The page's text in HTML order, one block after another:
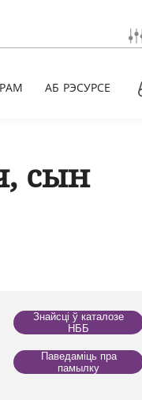
АБ РЭСУРСЕ
сын
Знайсці ў каталозе
НББ
Паведаміць пра
памылку